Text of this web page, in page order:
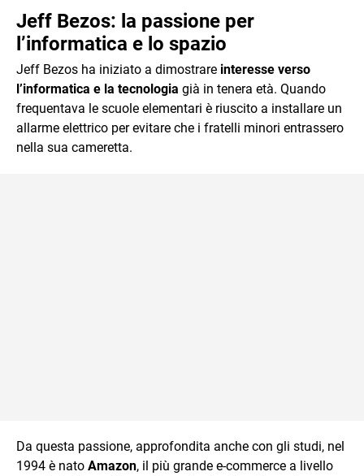
Jeff Bezos: la passione per
l’informatica e lo spazio
Jeff Bezos ha iniziato a dimostrare interesse verso
l’informatica e la tecnologia già in tenera età. Quando
frequentava le scuole elementari è riuscito a installare un
allarme elettrico per evitare che i fratelli minori entrassero
nella sua cameretta.
Da questa passione, approfondita anche con gli studi, nel
1994 è nato Amazon, il più grande e-commerce a livello